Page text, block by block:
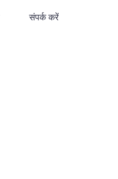
संपर्क करें